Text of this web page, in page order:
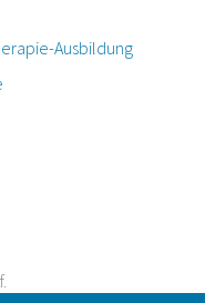
Ausbildung